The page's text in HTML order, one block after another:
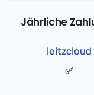
Jährliche
✅